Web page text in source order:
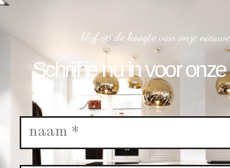
blijf op de hoogte van onze
Schrijf je nu in voor